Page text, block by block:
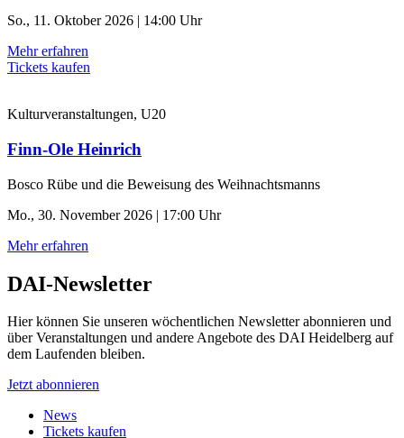
So., 11. Oktober 2026 | 14:00 Uhr
Mehr erfahren
Tickets kaufen
Kulturveranstaltungen, U20
Finn-Ole Heinrich
Bosco Rübe und die Beweisung des Weihnachtsmanns
Mo., 30. November 2026 | 17:00 Uhr
Mehr erfahren
DAI-Newsletter
Hier können Sie unseren wöchentlichen Newsletter abonnieren und
über Veranstaltungen und andere Angebote des DAI Heidelberg auf
dem Laufenden bleiben.
Jetzt abonnieren
News
Tickets kaufen